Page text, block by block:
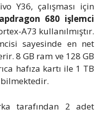
Y36, çalışması için
680 işlemci
A73 kullanılmıştır.
sayesinde en net
8 GB ram ve 128 GB
hafıza kartı ile 1 TB
tarafından 2 adet